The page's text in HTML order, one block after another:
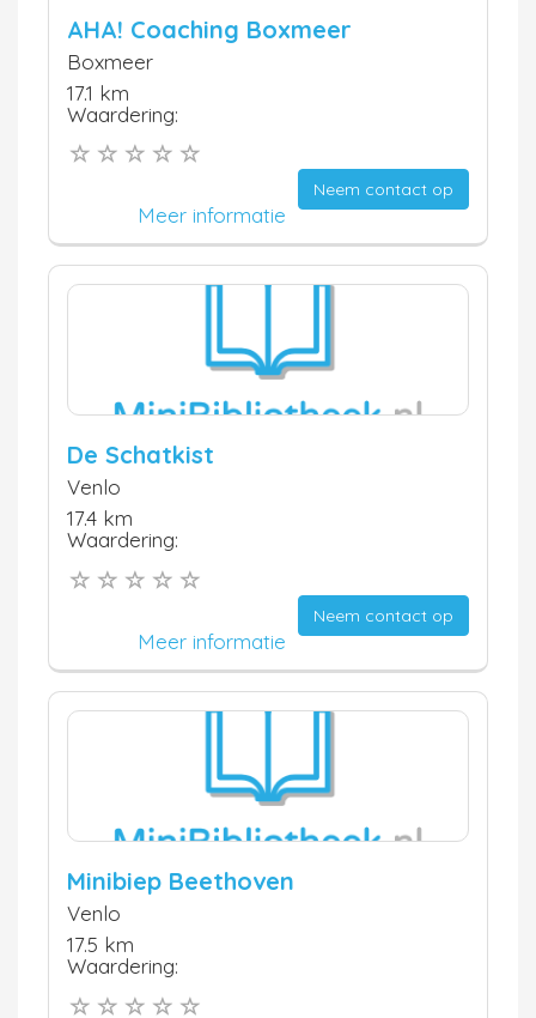
AHA! Coaching Boxmeer
Boxmeer
17.1 km
Waardering:
Neem contact op
Meer informatie
De Schatkist
Venlo
17.4 km
Waardering:
Neem contact op
Meer informatie
Minibiep Beethoven
Venlo
17.5 km
Waardering: